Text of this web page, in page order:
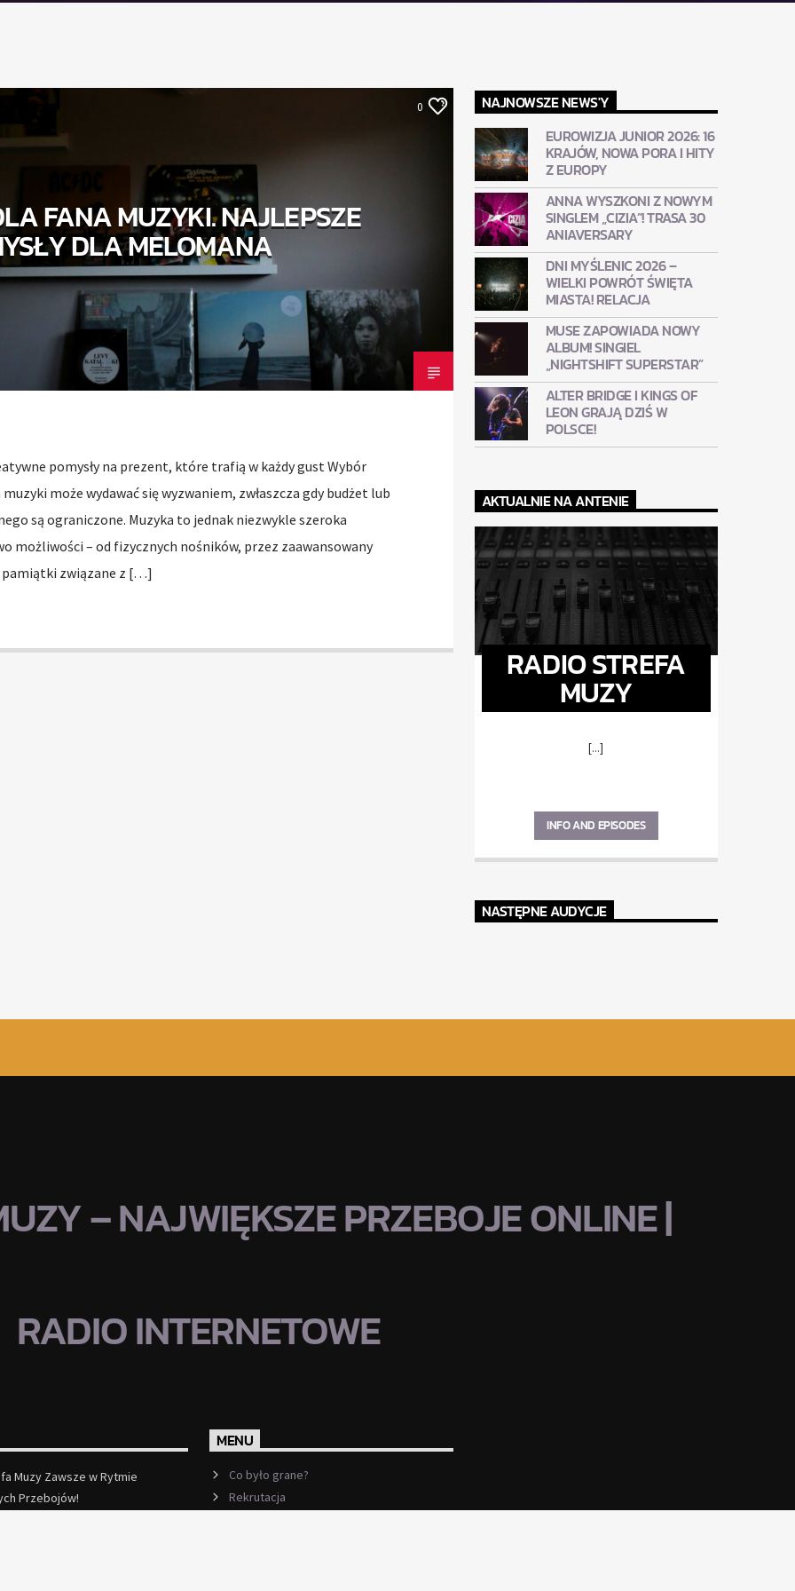
0
FANA MUZYKI. NAJLEPSZE
DLA MELOMANA
pomysły na prezent, które trafią w każdy gust Wybór
może wydawać się wyzwaniem, zwłaszcza gdy budżet lub
są ograniczone. Muzyka to jednak niezwykle szeroka
możliwości – od fizycznych nośników, przez zaawansowany
pamiątki związane z […]
NAJNOWSZE NEWS'Y
EUROWIZJA JUNIOR 2026: 16
KRAJÓW, NOWA PORA I HITY
Z EUROPY
ANNA WYSZKONI Z NOWYM
SINGLEM „CIZIA”! TRASA 30
ANIAVERSARY
DNI MYŚLENIC 2026 –
WIELKI POWRÓT ŚWIĘTA
MIASTA! RELACJA
MUSE ZAPOWIADA NOWY
ALBUM! SINGIEL
„NIGHTSHIFT SUPERSTAR”
ALTER BRIDGE I KINGS OF
LEON GRAJĄ DZIŚ W
POLSCE!
AKTUALNIE NA ANTENIE
RADIO STREFA
MUZY
[...]
INFO AND EPISODES
NASTĘPNE AUDYCJE
– NAJWIĘKSZE PRZEBOJE ONLINE |
RADIO INTERNETOWE
Muzy Zawsze w Rytmie
Przebojów!
MENU
Co było grane?
Rekrutacja